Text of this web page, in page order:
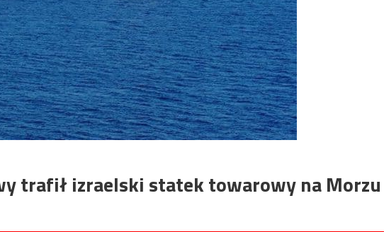
trafił izraelski statek towarowy na Morzu